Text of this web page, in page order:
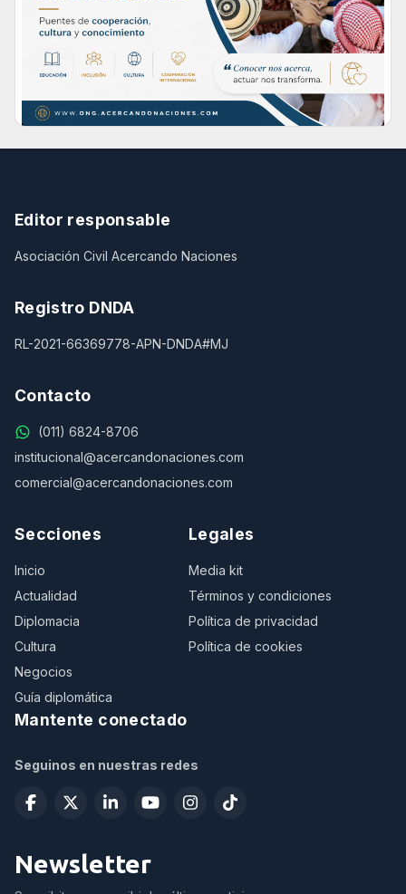
Editor responsable
Asociación Civil Acercando Naciones
Registro DNDA
RL-2021-66369778-APN-DNDA#MJ
Contacto
(011) 6824-8706
institucional@acercandonaciones.com
comercial@acercandonaciones.com
Secciones
Inicio
Actualidad
Diplomacia
Cultura
Negocios
Guía diplomática
Legales
Media kit
Términos y condiciones
Política de privacidad
Política de cookies
Mantente conectado
Seguinos en nuestras redes
Newsletter